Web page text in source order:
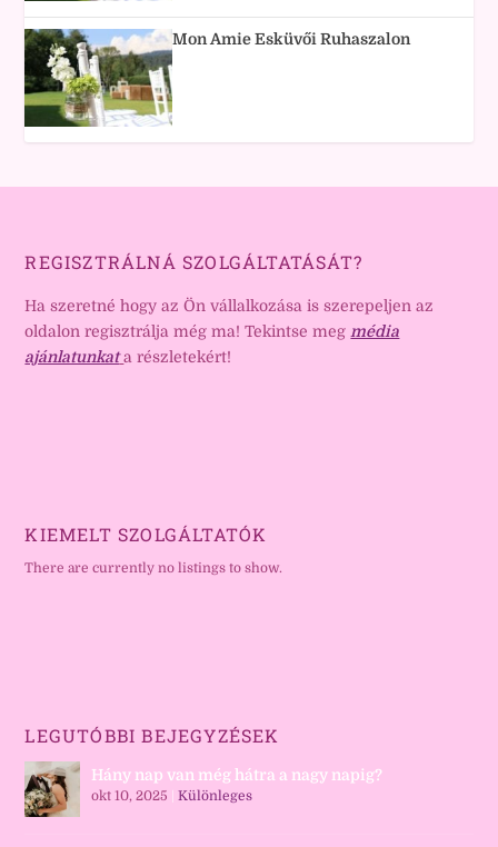
Mon Amie Esküvői Ruhaszalon
REGISZTRÁLNÁ SZOLGÁLTATÁSÁT?
Ha szeretné hogy az Ön vállalkozása is szerepeljen az
oldalon regisztrálja még ma! Tekintse meg média
ajánlatunkat a részletekért!
KIEMELT SZOLGÁLTATÓK
There are currently no listings to show.
LEGUTÓBBI BEJEGYZÉSEK
Hány nap van még hátra a nagy napig?
okt 10, 2025 |Különleges